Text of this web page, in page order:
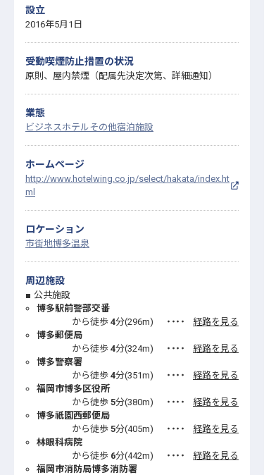
設立
2016年5月1日
受動喫煙防止措置の状況
原則、屋内禁煙（配属先決定次第、詳細通知）
業態
ビジネスホテルその他宿泊施設
ホームページ
http://www.hotelwing.co.jp/select/hakata/index.ht
ml
ロケーション
市街地博多温泉
周辺施設
公共施設
博多駅前警部交番
から徒歩 4分(296m) ・・・・
経路を見る
博多郵便局
から徒歩 4分(324m) ・・・・
経路を見る
博多警察署
から徒歩 4分(351m) ・・・・
経路を見る
福岡市博多区役所
から徒歩 5分(380m) ・・・・
経路を見る
博多祇園西郵便局
から徒歩 5分(405m) ・・・・
経路を見る
林眼科病院
から徒歩 6分(442m) ・・・・
経路を見る
福岡市消防局博多消防署